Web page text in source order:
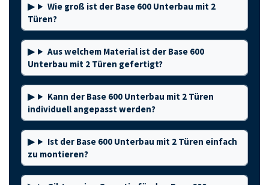
Wie groß ist der Base 600 Unterbau mit 2
Türen?
Aus welchem Material ist der Base 600
Unterbau mit 2 Türen gefertigt?
Kann der Base 600 Unterbau mit 2 Türen
individuell angepasst werden?
Ist der Base 600 Unterbau mit 2 Türen einfach
zu montieren?